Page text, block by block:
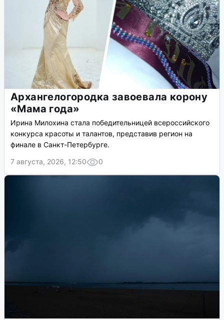
Архангелогородка завоевала корону
«Мама года»
Ирина Милохина стала победительницей всероссийского
конкурса красоты и талантов, представив регион на
финале в Санкт-Петербурге.
7 августа, 2026, 12:50
0